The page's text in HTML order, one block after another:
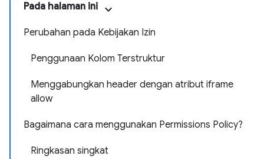
Pada halaman ini
Perubahan pada Kebijakan Izin
Penggunaan Kolom Terstruktur
Menggabungkan header dengan atribut iframe
allow
Bagaimana cara menggunakan Permissions Policy?
Ringkasan singkat